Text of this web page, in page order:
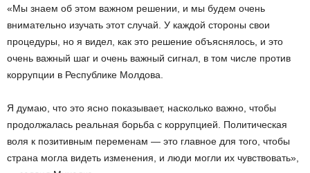
«Мы знаем об этом важном решении, и мы будем очень
внимательно изучать этот случай. У каждой стороны свои
процедуры, но я видел, как это решение объяснялось, и это
очень важный шаг и очень важный сигнал, в том числе против
коррупции в Республике Молдова.
Я думаю, что это ясно показывает, насколько важно, чтобы
продолжалась реальная борьба с коррупцией. Политическая
воля к позитивным переменам — это главное для того, чтобы
страна могла видеть изменения, и люди могли их чувствовать»,